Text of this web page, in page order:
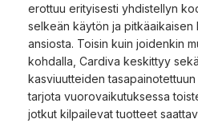
erottuu erityisesti yhdistellyn
selkeän käytön ja pitkäaikaisen
ansiosta. Toisin kuin joidenkin
kohdalla, Cardiva keskittyy
kasviuutteiden
tarjota vuorovaikutuksessa
jotkut kilpailevat tuotteet